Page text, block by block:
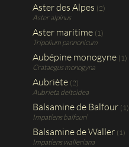
Aster des Alpes (2)
Aster alpinus
Aster maritime (1)
Tripolium pannonicum
Aubépine monogyne (1)
Crataegus monogyna
Aubriète (2)
Aubrieta deltoidea
Balsamine de Balfour (1)
Impatiens balfouri
Balsamine de Waller (1)
Impatiens walleriana